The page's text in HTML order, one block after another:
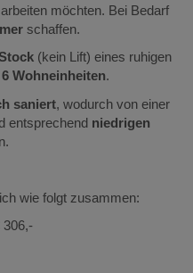
möchten. Bei Bedarf
schaffen.
(kein Lift) eines ruhigen
6 Wohneinheiten.
saniert, wodurch von einer
entsprechend niedrigen
wie folgt zusammen:
306,-